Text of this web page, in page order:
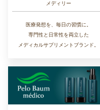
メディリー
医療発想を、毎日の習慣に。
専門性と日常性を両立した
メディカルサプリメントブランド。